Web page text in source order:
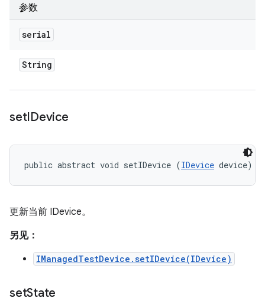
参数
serial
String
setIDevice
public abstract void setIDevice (IDevice device)
更新当前 IDevice。
另见：
IManagedTestDevice.setIDevice(IDevice)
setState